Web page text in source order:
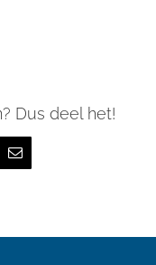
Dus deel het!
E-
mail